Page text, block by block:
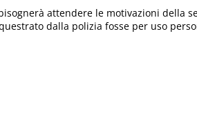
attendere le motivazioni della
dalla polizia fosse per uso